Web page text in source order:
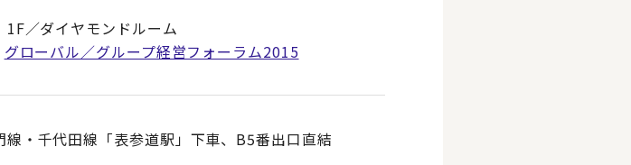
／ダイヤモンドルーム
グローバル／グループ経営フォーラム2015
・千代田線「表参道駅」下車、B5番出口直結